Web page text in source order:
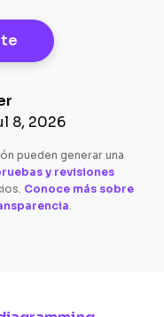
Opens New
8, 2026
pueden generar una
y revisiones
Conoce más sobre
.